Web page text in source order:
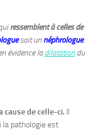
ressemblent à celles de
soit un néphrologue.
évidence ladilatation du
cause de celle-ci. Il
la pathologie est